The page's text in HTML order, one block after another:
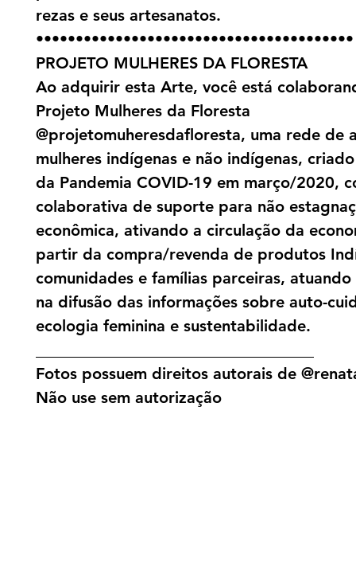
rezas e seus artesanatos.
••••••••••••••••••••••••••••••••••••••••
PROJETO MULHERES DA FLORESTA
Ao adquirir esta Arte, você está
Projeto Mulheres da Floresta
@projetomuheresdafloresta, uma rede de
mulheres indígenas e não indígenas,
da Pandemia COVID-19 em março/2020,
colaborativa de suporte para não
econômica, ativando a circulação da
partir da compra/revenda de produtos
comunidades e famílias parceiras,
na difusão das informações sobre auto-
ecologia feminina e sustentabilidade.
Fotos possuem direitos autorais de
Não use sem autorização